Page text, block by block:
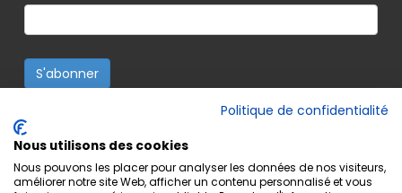
S'abonner
Politique de confidentialité
Nous utilisons des cookies
Nous pouvons les placer pour analyser les données de nos visiteurs,
améliorer notre site Web, afficher un contenu personnalisé et vous